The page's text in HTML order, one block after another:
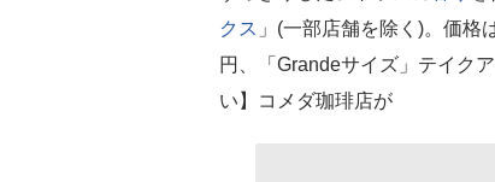
クス 」(一部店舗を除く)。価
円、「Grandeサイズ」テイク
い】コメダ珈琲店が